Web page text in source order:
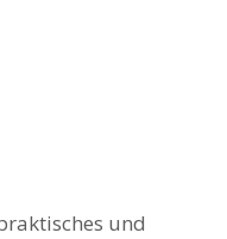
und